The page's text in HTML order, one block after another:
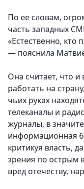
По ее словам,
часть западных
«Естественно, кто
— пояснила
Она считает, что
работать на
чьих руках
телеканалы и
журналы, в
информационная
критикуя власть,
зрения по острым
вред отечеству,